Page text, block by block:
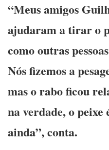
“Meus amigos
ajudaram a tirar o
como outras
Nós fizemos a
mas o rabo ficou
na verdade, o peixe
ainda”, conta.